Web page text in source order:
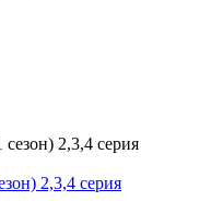
2,3,4 серия